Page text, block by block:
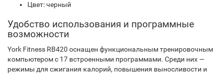
Цвет: черный
Удобство использования и программные
возможности
York Fitness RB420 оснащен функциональным тренировочным
компьютером с 17 встроенными программами. Среди них —
режимы для сжигания калорий, повышения выносливости и